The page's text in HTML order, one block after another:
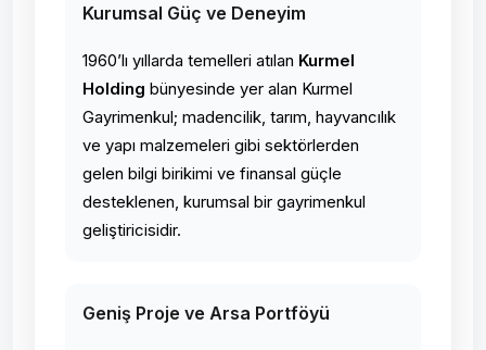
Kurumsal Güç ve Deneyim
1960’lı yıllarda temelleri atılan Kurmel
Holding bünyesinde yer alan Kurmel
Gayrimenkul; madencilik, tarım, hayvancılık
ve yapı malzemeleri gibi sektörlerden
gelen bilgi birikimi ve finansal güçle
desteklenen, kurumsal bir gayrimenkul
geliştiricisidir.
Geniş Proje ve Arsa Portföyü